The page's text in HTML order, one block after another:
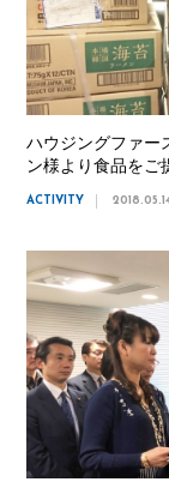
ハウジングファー
ン様より食品をご
ACTIVITY